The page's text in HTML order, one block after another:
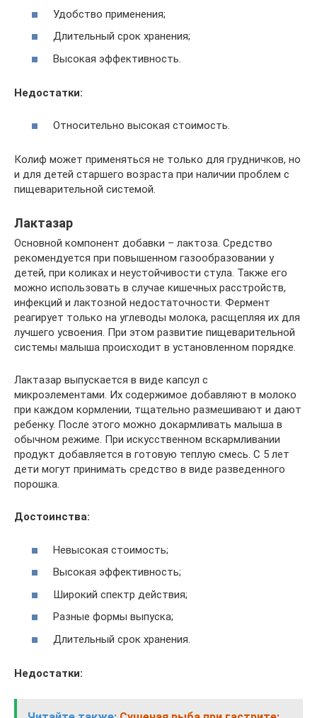
Удобство применения;
Длительный срок хранения;
Высокая эффективность.
Недостатки:
Относительно высокая стоимость.
Колиф может применяться не только для грудничков, но
и для детей старшего возраста при наличии проблем с
пищеварительной системой.
Лактазар
Основной компонент добавки – лактоза. Средство
рекомендуется при повышенном газообразовании у
детей, при коликах и неустойчивости стула. Также его
можно использовать в случае кишечных расстройств,
инфекций и лактозной недостаточности. Фермент
реагирует только на углеводы молока, расщепляя их для
лучшего усвоения. При этом развитие пищеварительной
системы малыша происходит в установленном порядке.
Лактазар выпускается в виде капсул с
микроэлементами. Их содержимое добавляют в молоко
при каждом кормлении, тщательно размешивают и дают
ребенку. После этого можно докармливать малыша в
обычном режиме. При искусственном вскармливании
продукт добавляется в готовую теплую смесь. С 5 лет
дети могут принимать средство в виде разведенного
порошка.
Достоинства:
Невысокая стоимость;
Высокая эффективность;
Широкий спектр действия;
Разные формы выпуска;
Длительный срок хранения.
Недостатки: